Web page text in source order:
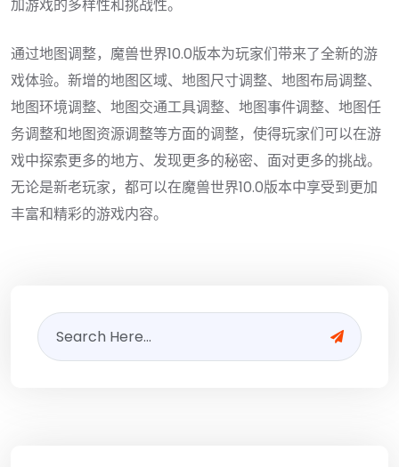
加游戏的多样性和挑战性。
通过地图调整，魔兽世界10.0版本为玩家们带来了全新的游
戏体验。新增的地图区域、地图尺寸调整、地图布局调整、
地图环境调整、地图交通工具调整、地图事件调整、地图任
务调整和地图资源调整等方面的调整，使得玩家们可以在游
戏中探索更多的地方、发现更多的秘密、面对更多的挑战。
无论是新老玩家，都可以在魔兽世界10.0版本中享受到更加
丰富和精彩的游戏内容。